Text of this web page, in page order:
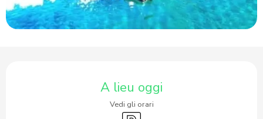
A lieu oggi
Vedi gli orari
Parcheggio